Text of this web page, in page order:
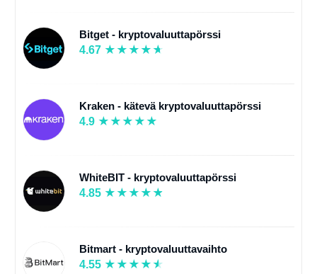
Bitget - kryptovaluuttapörssi
4.67
Kraken - kätevä kryptovaluuttapörssi
4.9
WhiteBIT - kryptovaluuttapörssi
4.85
Bitmart - kryptovaluuttavaihto
4.55